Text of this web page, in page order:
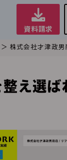
資料請求
株式会社才津政
整え選